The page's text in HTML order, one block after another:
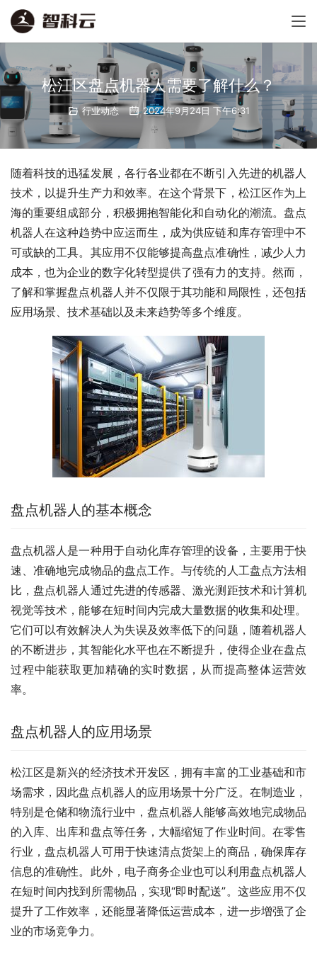
松江区盘点机器人需要了解什么？
行业动态 2024年9月24日 下午6:31
随着科技的迅猛发展，各行各业都在不断引入先进的机器人
技术，以提升生产力和效率。在这个背景下，松江区作为上
海的重要组成部分，积极拥抱智能化和自动化的潮流。盘点
机器人在这种趋势中应运而生，成为供应链和库存管理中不
可或缺的工具。其应用不仅能够提高盘点准确性，减少人力
成本，也为企业的数字化转型提供了强有力的支持。然而，
了解和掌握盘点机器人并不仅限于其功能和局限性，还包括
应用场景、技术基础以及未来趋势等多个维度。
盘点机器人的基本概念
盘点机器人是一种用于自动化库存管理的设备，主要用于快
速、准确地完成物品的盘点工作。与传统的人工盘点方法相
比，盘点机器人通过先进的传感器、激光测距技术和计算机
视觉等技术，能够在短时间内完成大量数据的收集和处理。
它们可以有效解决人为失误及效率低下的问题，随着机器人
的不断进步，其智能化水平也在不断提升，使得企业在盘点
过程中能获取更加精确的实时数据，从而提高整体运营效
率。
盘点机器人的应用场景
松江区是新兴的经济技术开发区，拥有丰富的工业基础和市
场需求，因此盘点机器人的应用场景十分广泛。在制造业，
特别是仓储和物流行业中，盘点机器人能够高效地完成物品
的入库、出库和盘点等任务，大幅缩短了作业时间。在零售
行业，盘点机器人可用于快速清点货架上的商品，确保库存
信息的准确性。此外，电子商务企业也可以利用盘点机器人
在短时间内找到所需物品，实现“即时配送”。这些应用不仅
提升了工作效率，还能显著降低运营成本，进一步增强了企
业的市场竞争力。